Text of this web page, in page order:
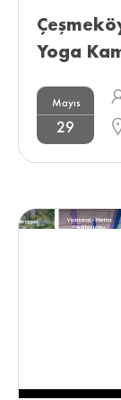
Yoga
Mayıs
29